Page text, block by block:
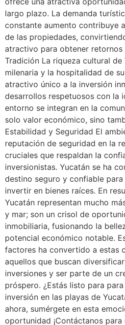
largo plazo. La demanda
constante aumento contribuye
de las propiedades,
atractivo para obtener retornos
Tradición La riqueza cultural de
milenaria y la hospitalidad de
atractivo único a la inversión
desarrollos respetuosos con la
entorno se integran en la
solo valor económico, sino
Estabilidad y Seguridad El
reputación de seguridad en la
cruciales que respaldan la
inversionistas. Yucatán se ha
destino seguro y confiable
invertir en bienes raíces. En
Yucatán representan mucho
y mar; son un crisol de
inmobiliaria, fusionando la
potencial económico notable.
factores ha convertido a estas
aquellos que buscan
inversiones y ser parte de un
próspero. ¿Estás listo para
inversión en las playas de
ahora, sumérgete en esta
oportunidad ¡Contáctanos